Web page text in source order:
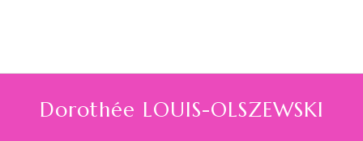
Dorothée LOUIS-OLSZEWSKI